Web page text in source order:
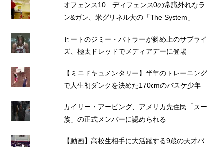
オフェンス10：ディフェンス0の常識外れなラ
ン&ガン、米グリネル大の「The System」
ヒートのジミー・バトラーが斜め上のサプライ
ズ、極太ドレッドでメディアデーに登場
【ミニドキュメンタリー】半年のトレーニング
で人生初ダンクを決めた170cmのバスケ少年
カイリー・アービング、アメリカ先住民「スー
族」の正式メンバーに認められる
【動画】高校生相手に大活躍する9歳の天才バ